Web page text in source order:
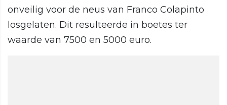
onveilig voor de neus van Franco Colapinto
losgelaten. Dit resulteerde in boetes ter
waarde van 7500 en 5000 euro.